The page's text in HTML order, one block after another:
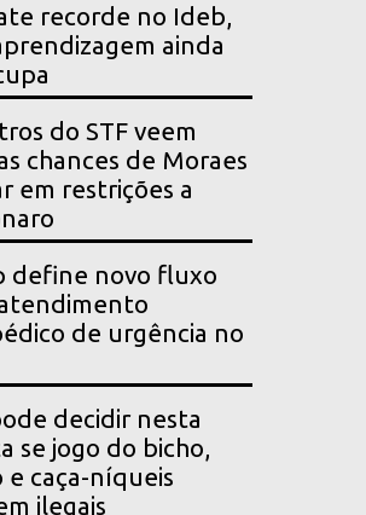
recorde no Ideb,
ainda
do STF veem
chances de Moraes
em restrições a
define novo fluxo
de urgência no
decidir nesta
se jogo do bicho,
e caça-níqueis
ilegais